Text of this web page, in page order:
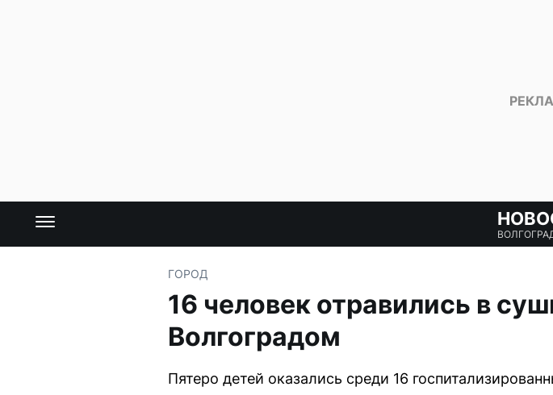
ГОРОД
16 человек отравились в
Волгоградом
Пятеро детей оказались среди 16